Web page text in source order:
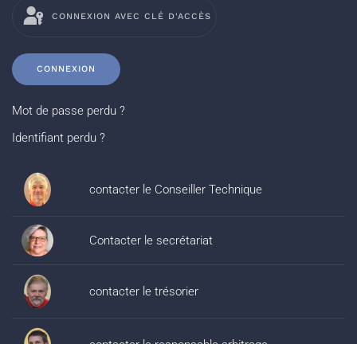
CONNEXION AVEC CLÉ D'ACCÈS
CONNEXION
Mot de passe perdu ?
Identifiant perdu ?
contacter le Conseiller Technique
Contacter le secrétariat
contacter le trésorier